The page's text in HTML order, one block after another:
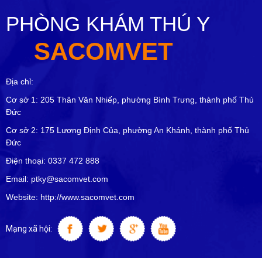
PHÒNG KHÁM THÚ Y
SACOMVET
Địa chỉ:
Cơ sở 1: 205 Thân Văn Nhiếp, phường Bình Trưng, thành phố Thủ
Đức
Cơ sở 2: 175 Lương Định Của, phường An Khánh, thành phố Thủ
Đức
Điện thoại: 0337 472 888
Email: ptky@sacomvet.com
Website: http://www.sacomvet.com
Mạng xã hội: